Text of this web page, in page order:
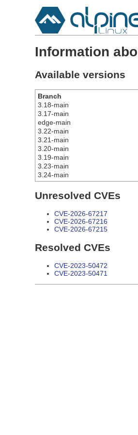
Information
Available versions
Branch
3.18-main
3.17-main
edge-main
3.22-main
3.21-main
3.20-main
3.19-main
3.23-main
3.24-main
Unresolved CVEs
CVE-2026-67217
CVE-2026-67216
CVE-2026-67215
Resolved CVEs
CVE-2023-50472
CVE-2023-50471